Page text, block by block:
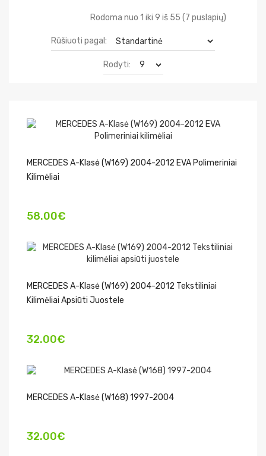
Rodoma nuo 1 iki 9 iš 55 (7 puslapių)
Rūšiuoti pagal:
Rodyti:
MERCEDES A-Klasė (W169) 2004-2012 EVA Polimeriniai
Kilimėliai
58.00€
MERCEDES A-Klasė (W169) 2004-2012 Tekstiliniai
Kilimėliai Apsiūti Juostele
32.00€
MERCEDES A-Klasė (W168) 1997-2004
32.00€